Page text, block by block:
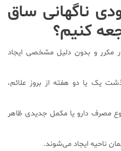
ناگهانی ساق
کنیم؟
مکرر و بدون دلیل مشخصی ایجاد
یک یا دو هفته از بروز علائم،
مصرف دارو یا مکمل جدیدی ظاهر
ناحیه ایجاد می‌شوند.